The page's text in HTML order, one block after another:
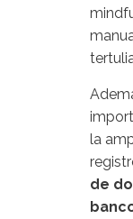
la
de